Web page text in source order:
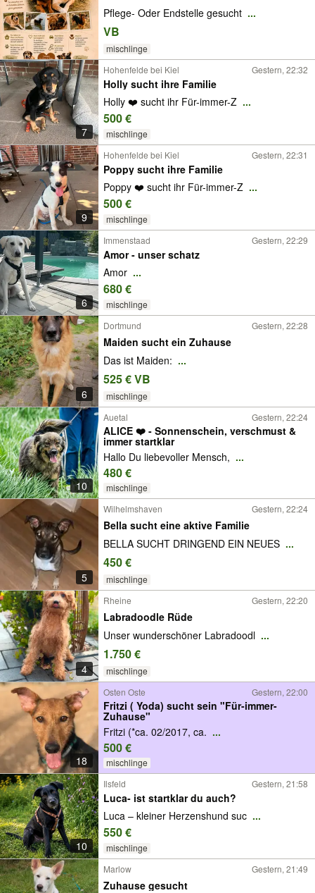
Pflege- Oder Endstelle gesucht ...
VB
mischlinge
7
Hohenfelde bei Kiel Gestern, 22:32
Holly sucht ihre Familie
Holly ❤️ sucht ihr Für-immer-Z ...
500 €
mischlinge
9
Hohenfelde bei Kiel Gestern, 22:31
Poppy sucht ihre Familie
Poppy ❤️ sucht ihr Für-immer-Z ...
500 €
mischlinge
6
Immenstaad Gestern, 22:29
Amor - unser schatz
Amor ...
680 €
mischlinge
6
Dortmund Gestern, 22:28
Maiden sucht ein Zuhause
Das ist Maiden: ...
525 € VB
mischlinge
10
Auetal Gestern, 22:24
ALICE ❤️ - Sonnenschein, verschmust &
immer startklar
Hallo Du liebevoller Mensch, ...
480 €
mischlinge
5
Wilhelmshaven Gestern, 22:24
Bella sucht eine aktive Familie
BELLA SUCHT DRINGEND EIN NEUES ...
450 €
mischlinge
4
Rheine Gestern, 22:20
Labradoodle Rüde
Unser wunderschöner Labradoodl ...
1.750 €
mischlinge
18
Osten Oste Gestern, 22:00
Fritzi ( Yoda) sucht sein "Für-immer-
Zuhause"
Fritzi (*ca. 02/2017, ca. ...
500 €
mischlinge
10
Ilsfeld Gestern, 21:58
Luca- ist startklar du auch?
Luca – kleiner Herzenshund suc ...
550 €
mischlinge
Marlow Gestern, 21:49
Zuhause gesucht